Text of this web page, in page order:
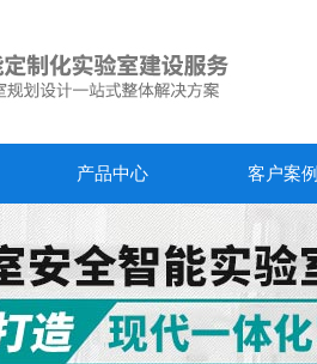
产品中心 客户案例